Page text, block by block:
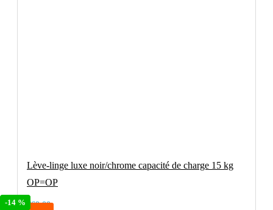
-28 %
-14 %
Lève-linge luxe noir/chrome capacité de charge 15 kg
OP=OP
€69.00